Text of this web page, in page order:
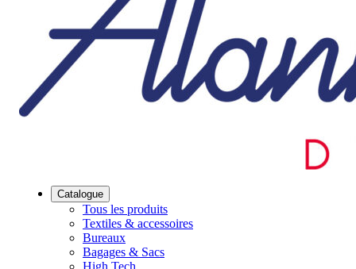
Catalogue
Tous les produits
Textiles & accessoires
Bureaux
Bagages & Sacs
High Tech